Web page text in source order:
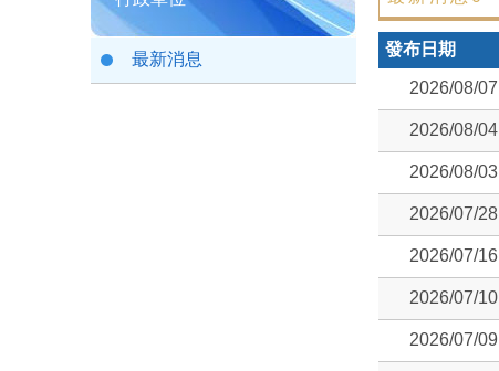
最新消息
發布日期
2026/08/07
2026/08/04
2026/08/03
2026/07/28
2026/07/16
2026/07/10
2026/07/09